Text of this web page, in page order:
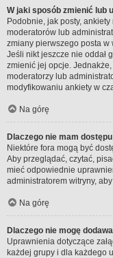
W jaki sposób zmienić lub
Podobnie, jak posty,
moderatorów lub
zmiany pierwszego posta w
Jeśli nikt jeszcze nie oddał
zmienić jej opcje. Jednakże,
moderatorzy lub
modyfikowaniu ankiety w
Na górę
Dlaczego nie mam
Niektóre fora mogą być
Aby przeglądać, czytać,
mieć odpowiednie
administratorem witryny,
Na górę
Dlaczego nie mogę
Uprawnienia dotyczące
każdej grupy i dla każdego